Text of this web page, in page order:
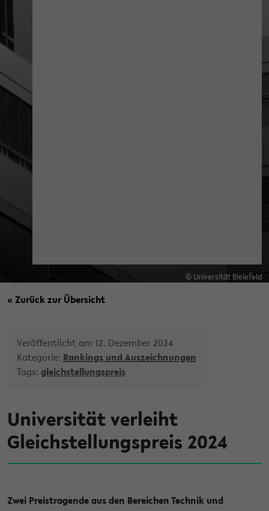
© Universität Bielefeld
« Zurück zur Übersicht
Veröffentlicht am 12. Dezember 2024
Kategorie: Rankings und Auszeichnungen
Tags: gleichstellungspreis
Universität verleiht
Gleichstellungspreis 2024
Zwei Preistragende aus den Bereichen Technik und